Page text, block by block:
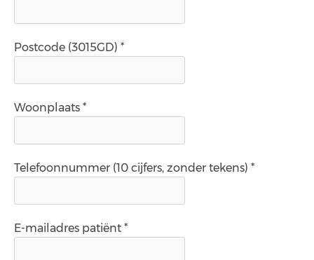
Postcode (3015GD) *
Woonplaats *
Telefoonnummer (10 cijfers, zonder tekens) *
E-mailadres patiënt *